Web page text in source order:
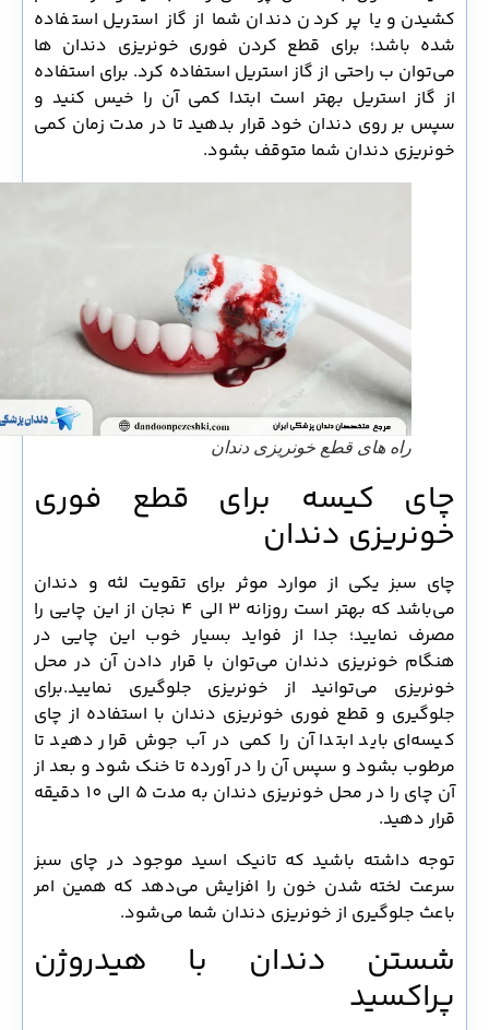
کشیدن و یا پر کردن دندان شما از گاز استریل استفاده
شده باشد؛ برای قطع کردن فوری خونریزی دندان ها
می‌توان ب راحتی از گاز استریل استفاده کرد. برای استفاده
از گاز استریل بهتر است ابتدا کمی آن را خیس کنید و
سپس بر روی دندان خود قرار بدهید تا در مدت زمان کمی
خونریزی دندان شما متوقف بشود.
راه های قطع خونریزی دندان
چای کیسه برای قطع فوری
خونریزی دندان
چای سبز یکی از موارد موثر برای تقویت لثه و دندان
می‌باشد که بهتر است روزانه 3 الی 4 نجان از این چایی را
مصرف نمایید؛ جدا از فواید بسیار خوب این چایی در
هنگام خونریزی دندان می‌توان با قرار دادن آن در محل
خونریزی می‌توانید از خونریزی جلوگیری نمایید.برای
جلوگیری و قطع فوری خونریزی دندان با استفاده از چای
کیسه‌ای باید ابتدا آن را کمی در آب جوش قرار دهید تا
مرطوب بشود و سپس آن را در آورده تا خنک شود و بعد از
آن چای را در محل خونریزی دندان به مدت 5 الی 10 دقیقه
قرار دهید.
توجه داشته باشید که تانیک اسید موجود در چای سبز
سرعت لخته شدن خون را افزایش می‌دهد که همین امر
باعث جلوگیری از خونریزی دندان شما می‌شود.
شستن دندان با هیدروژن
پراکسید